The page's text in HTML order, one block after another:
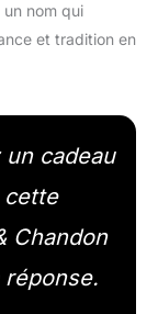
un nom qui
et tradition en
cadeau
cette
Chandon